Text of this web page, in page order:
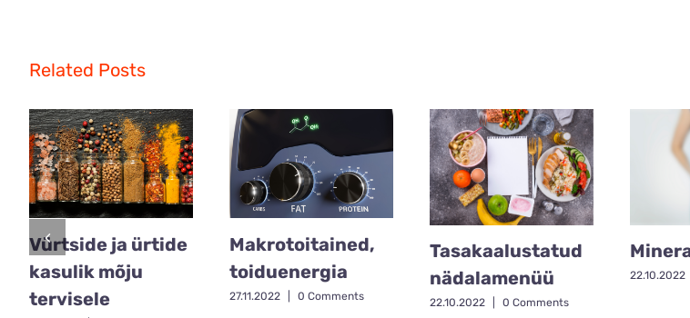
Related Posts
Vürtside ja ürtide
kasulik mõju
tervisele
Makrotoitained,
toiduenergia
27.11.2022 0 Comments
Tasakaalustatud
nädalamenüü
22.10.2022 0 Comments
22.10.2022